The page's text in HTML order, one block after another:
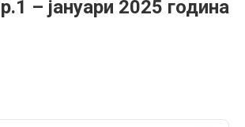
– јануари 2025 година